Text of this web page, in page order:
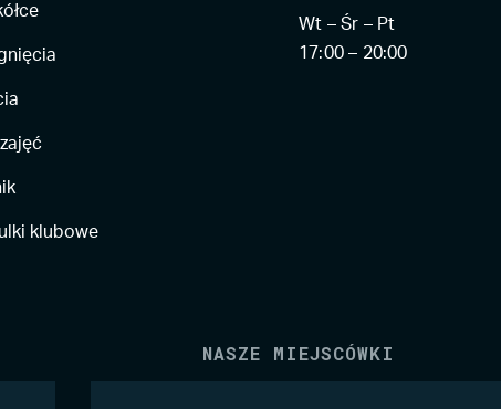
klubowe
Wt – Śr – Pt
17:00 – 20:00
NASZE MIEJSCÓWKI